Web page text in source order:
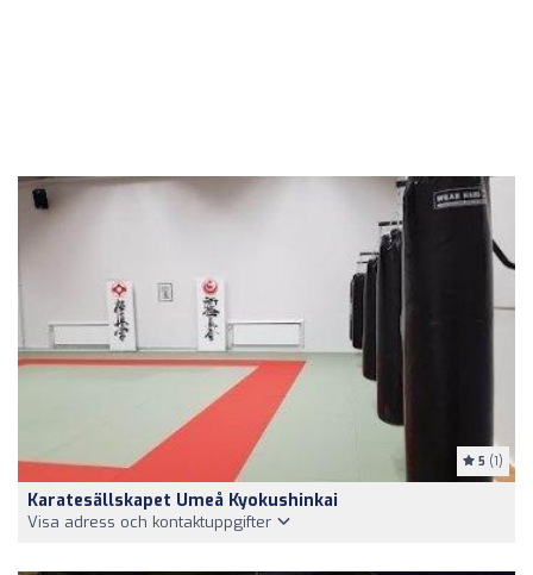
5 (1)
Karatesällskapet Umeå Kyokushinkai
Visa adress och kontaktuppgifter